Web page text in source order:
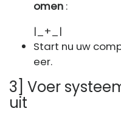
omen :
|_+_|
Start nu uw
eer.
3] Voer
uit